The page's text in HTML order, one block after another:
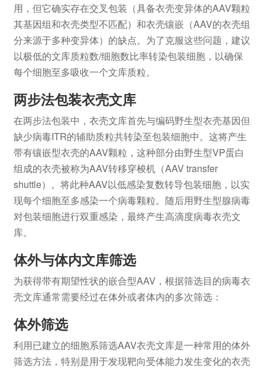
用，但它确实存在交叉包装（具备衣壳变异体的AAV颗粒
其基因组和衣壳类型不匹配）和衣壳镶嵌（AAV的衣壳组
分来源于多种变异体）的缺点。为了克服这些问题，建议
以极低的文库质粒数/细胞数比率转染包装细胞，以确保
每个细胞至多吸收一个文库质粒。
两步法包装衣壳文库
在两步法包装中，衣壳文库首先与编码野生型衣壳基因但
缺少病毒ITR的辅助质粒共转染至包装细胞中。这将产生
带有镶嵌型衣壳的AAV颗粒，这种部分由野生型VP蛋白
组成的衣壳被称为AAV转移穿梭机（AAV transfer
shuttle）。将此种AAV以低感染复数转导包装细胞，以实
现每个细胞至多感染一个病毒颗粒。随后用野生型腺病毒
对包装细胞进行双重感染，最终产生高滴度病毒衣壳文
库。
体外与体内文库筛选
为获得带有期望性状的嵌合型AAV，根据筛选目的病毒衣
壳文库通常需要经过在体外或者体内的多次筛选：
体外筛选
利用已建立的细胞系筛选AAV衣壳文库是一种常用的体外
筛选方法，特别是用于发现靶向受体能力发生变化的衣壳